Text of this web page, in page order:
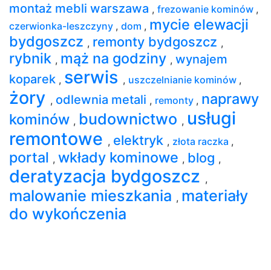
montaż mebli warszawa , frezowanie kominów ,
czerwionka-leszczyny , dom , mycie elewacji
bydgoszcz , remonty bydgoszcz ,
rybnik , mąż na godziny , wynajem
koparek , serwis , uszczelnianie kominów ,
żory , odlewnia metali , remonty , naprawy
kominów , budownictwo , usługi
remontowe , elektryk , złota raczka ,
portal , wkłady kominowe , blog ,
deratyzacja bydgoszcz ,
malowanie mieszkania , materiały
do wykończenia